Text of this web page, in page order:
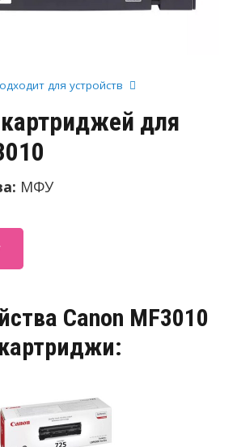
для устройств
для
МФУ
Canon MF3010